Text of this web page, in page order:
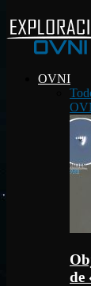
OVNI
de